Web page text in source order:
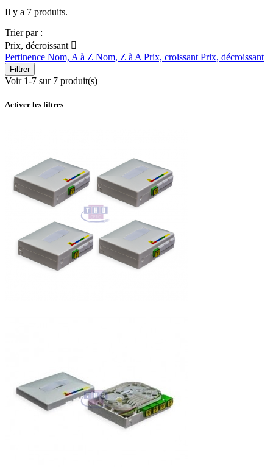
Il y a 7 produits.
Trier par :
Prix, décroissant 
Pertinence Nom, A à Z Nom, Z à A Prix, croissant Prix, décroissant
Filtrer
Voir 1-7 sur 7 produit(s)
Activer les filtres